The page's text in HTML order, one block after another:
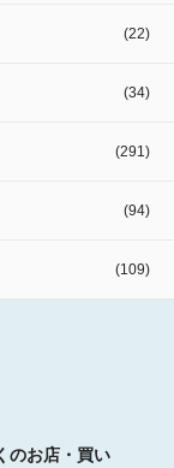
(22)
(34)
(291)
(94)
(109)
のお店・買い